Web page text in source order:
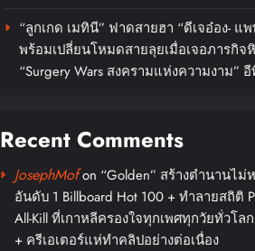
“ลูกเกด เมทินี” ฟาดสายฮา “ดีเจอ๋อง- แ
พร้อมเปลี่ยนโหมดสายลุยเมื่อเจอภารกิจ
“Surgery Wars สงครามแห่งความงาม”
Recent Comments
JosephMofon “Golden” สร้างตำนานไม่
อันดับ 1 Billboard Hot 100 + ทำลายสถิติ
All-Kill ที่เกาหลีครองใจทุกเพศทุกวัยทั่วโล
+ ครีเอเตอร์แห่ทำคลิปอย่างต่อเนื่อง